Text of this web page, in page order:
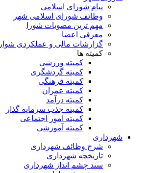
پیام شورای اسلامی
وظائف شورای اسلامی شهر
مهم ترین مصوبات شورا
معرفی اعضا
گزارشات مالی و عملکردی شوارا
کمیته ها
کمیته ورزشی
کمیته گردشگری
کمیته فرهنگی
کمیته عمران
کمیته درآمد
کمیته جذب سرمایه گذار
کمیته امور اجتماعی
کمیته آموزشی
شهرداری
شرح وظائف شهرداری
تاریخچه شهرداری
سند چشم انداز شهرداری